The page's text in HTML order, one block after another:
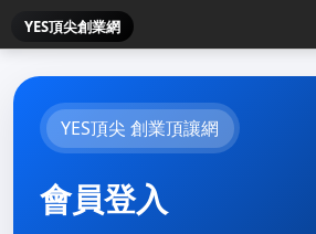
YES頂尖創業網
YES頂尖 創業頂讓網
會員登入